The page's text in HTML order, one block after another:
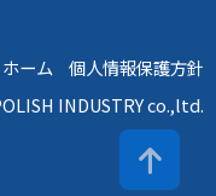
ホーム
個人情報保護方針
INDUSTRY co.,ltd.